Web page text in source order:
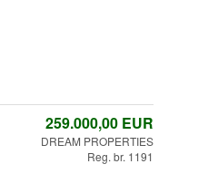
259.000,00EUR
DREAM PROPERTIES
Reg. br. 1191